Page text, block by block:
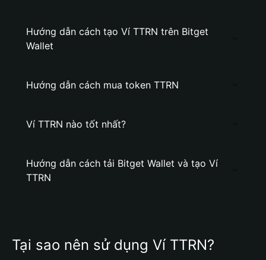
Hướng dẫn cách tạo Ví TTRN trên Bitget
Wallet
Hướng dẫn cách mua token TTRN
Ví TTRN nào tốt nhất?
Hướng dẫn cách tải Bitget Wallet và tạo Ví
TTRN
Tại sao nên sử dụng Ví TTRN?